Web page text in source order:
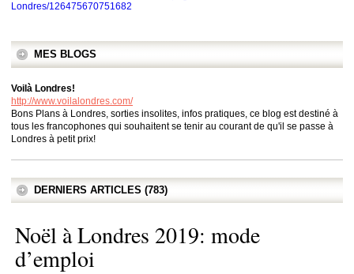
Londres/126475670751682
MES BLOGS
Voilà Londres!
http://www.voilalondres.com/
Bons Plans à Londres, sorties insolites, infos pratiques, ce blog est destiné à
tous les francophones qui souhaitent se tenir au courant de qu'il se passe à
Londres à petit prix!
DERNIERS ARTICLES (783)
Noël à Londres 2019: mode
d’emploi